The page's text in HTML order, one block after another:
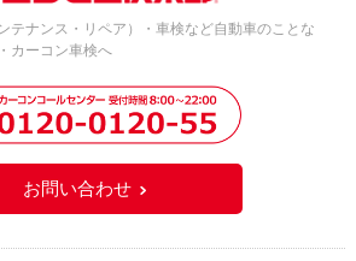
テナンス・リペア）・車検など自動車のことな
カーコン車検へ
お問い合わせ